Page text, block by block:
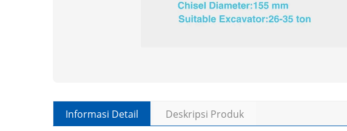
Informasi Detail Deskripsi Produk